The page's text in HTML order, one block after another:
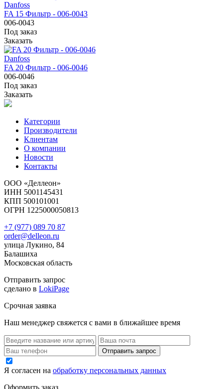
Danfoss
FA 15 Фильтр - 006-0043
006-0043
Под заказ
Заказать
Danfoss
FA 20 Фильтр - 006-0046
006-0046
Под заказ
Заказать
Категории
Производители
Клиентам
О компании
Новости
Контакты
ООО «Деллеон»
ИНН 5001145431
КПП 500101001
ОГРН 1225000050813
+7 (977) 089 70 87
order@delleon.ru
улица Лукино, 84
Балашиха
Московская область
Отправить запрос
сделано в LokiPage
Срочная заявка
Наш менеджер свяжется с вами в ближайшее время
Я согласен на обработку персональных данных